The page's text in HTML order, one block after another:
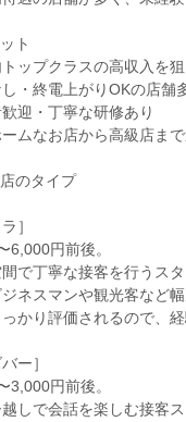
ト
トップクラスの高収入を
し・終電上がりOKの店舗
歓迎・丁寧な研修あり
ームなお店から高級店ま
のタイプ
］
6,000円前後。
で丁寧な接客を行うスタ
ネスマンや観光客など
かり評価されるので、
ー］
3,000円前後。
しで会話を楽しむ接客ス